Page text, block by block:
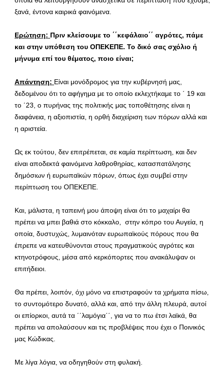
ξανά, έντονα καιρικά φαινόμενα.
Ερώτηση: Πριν κλείσουμε το ΄΄κεφάλαιο΄΄ αγρότες, πάμε
και στην υπόθεση του ΟΠΕΚΕΠΕ. Το δικό σας σχόλιο ή
μήνυμα επί του θέματος, ποιο είναι;
Απάντηση: Είναι μονόδρομος για την κυβέρνησή μας,
δεδομένου ότι το αφήγημα με το οποίο εκλεχτήκαμε το ΄ 19 και
το ΄23, ο πυρήνας της πολιτικής μας τοποθέτησης είναι η
διαφάνεια, η αξιοπιστία, η ορθή διαχείριση των πόρων αλλά και
η αριστεία.
Ως εκ τούτου, δεν επιτρέπεται, σε καμία περίπτωση, και δεν
είναι αποδεκτά φαινόμενα λαθροθηρίας, κατασπατάλησης
δημόσιων ή ευρωπαϊκών πόρων, όπως έχει συμβεί στην
περίπτωση του ΟΠΕΚΕΠΕ.
Και, μάλιστα, η ταπεινή μου άποψη είναι ότι το μαχαίρι θα
πρέπει να μπει βαθιά στο κόκκαλο, στην κόπρο του Αυγεία, η
οποία, δυστυχώς, λυμαινόταν ευρωπαϊκούς πόρους που θα
έπρεπε να κατευθύνονται στους πραγματικούς αγρότες και
κτηνοτρόφους, μέσα από κερκόπορτες που ανακάλυψαν οι
επιτήδειοι.
Θα πρέπει, λοιπόν, όχι μόνο να επιστραφούν τα χρήματα πίσω,
το συντομότερο δυνατό, αλλά και, από την άλλη πλευρά, αυτοί
οι επίορκοι, αυτά τα ΄΄λαμόγια΄΄, για να το πω έτσι λαϊκά, θα
πρέπει να απολαύσουν και τις προβλέψεις που έχει ο Ποινικός
μας Κώδικας.
Με λίγα λόγια, να οδηγηθούν στη φυλακή.